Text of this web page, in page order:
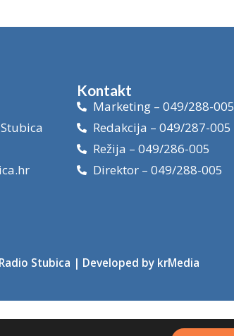
Kontakt
Marketing – 049/288-005
Redakcija – 049/287-005
Režija – 049/286-005
Direktor – 049/288-005
Radio Stubica | Developed by krMedia